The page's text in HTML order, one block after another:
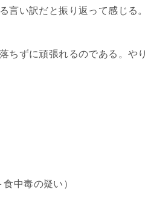
言い訳だと振り返って感じる。
ちずに頑張れるのである。やり
中毒の疑い）